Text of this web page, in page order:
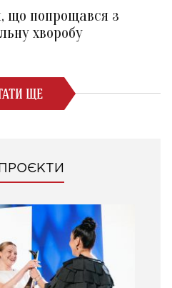
що попрощався з
хворобу
ЩЕ